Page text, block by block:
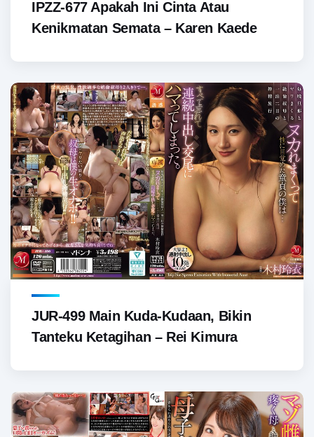
IPZZ-677 Apakah Ini Cinta Atau
Kenikmatan Semata – Karen Kaede
JUR-499 Main Kuda-Kudaan, Bikin
Tanteku Ketagihan – Rei Kimura